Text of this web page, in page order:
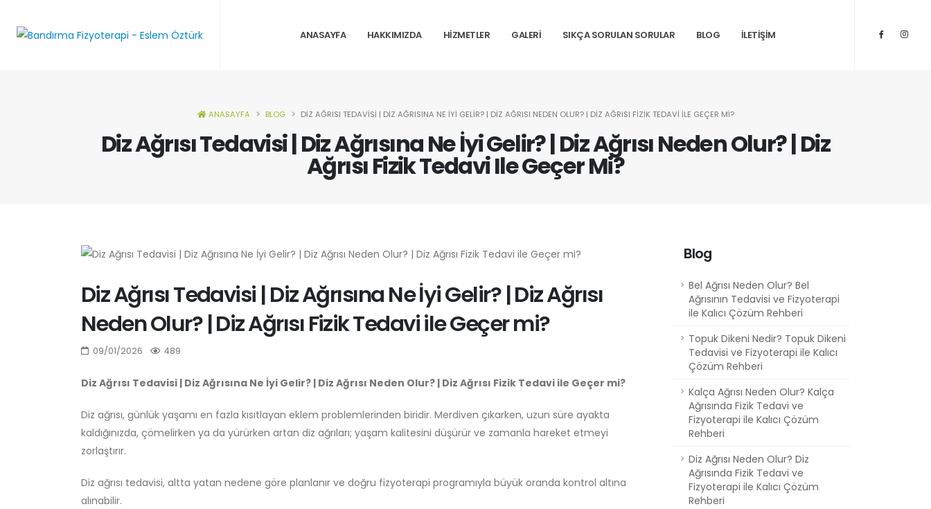
ANASAYFA HAKKIMIZDA HİZMETLER GALERİ SIKÇA SORULAN SORULAR BLOG İLETİŞİM
Diz Ağrısı Tedavisi | Diz Ağrısına Ne İyi Gelir? | Diz Ağrısı Neden Olur? | Diz
Ağrısı Fizik Tedavi Ile Geçer Mi?
ANASAYFA BLOG DIZ AĞRISI TEDAVISI | DIZ AĞRISINA NE İYI GELIR? | DIZ AĞRISI NEDEN OLUR? | DIZ AĞRISI FIZIK TEDAVI ILE GEÇER MI?
Diz Ağrısı Tedavisi | Diz Ağrısına Ne İyi Gelir? | Diz Ağrısı
Neden Olur? | Diz Ağrısı Fizik Tedavi ile Geçer mi?
09/01/2026 489
Diz Ağrısı Tedavisi | Diz Ağrısına Ne İyi Gelir? | Diz Ağrısı Neden Olur? | Diz Ağrısı Fizik Tedavi ile Geçer mi?
Diz ağrısı, günlük yaşamı en fazla kısıtlayan eklem problemlerinden biridir. Merdiven çıkarken, uzun süre ayakta
kaldığınızda, çömelirken ya da yürürken artan diz ağrıları; yaşam kalitesini düşürür ve zamanla hareket etmeyi
zorlaştırır.
Diz ağrısı tedavisi, altta yatan nedene göre planlanır ve doğru fizyoterapi programıyla büyük oranda kontrol altına
alınabilir.
Blog
Bel Ağrısı Neden Olur? Bel
Ağrısının Tedavisi ve Fizyoterapi
ile Kalıcı Çözüm Rehberi
Topuk Dikeni Nedir? Topuk Dikeni
Tedavisi ve Fizyoterapi ile Kalıcı
Çözüm Rehberi
Kalça Ağrısı Neden Olur? Kalça
Ağrısında Fizik Tedavi ve
Fizyoterapi ile Kalıcı Çözüm
Rehberi
Diz Ağrısı Neden Olur? Diz
Ağrısında Fizik Tedavi ve
Fizyoterapi ile Kalıcı Çözüm
Rehberi